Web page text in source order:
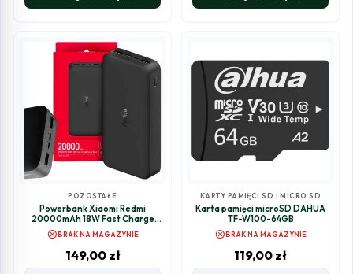
POZOSTAŁE
Powerbank Xiaomi Redmi
20000mAh 18W Fast Charge
(Czarny)
cancelBRAK NA MAGAZYNIE
149,00 zł
KARTY PAMIĘCI SD I MICRO SD
Karta pamięci microSD DAHUA
TF-W100-64GB
cancelBRAK NA MAGAZYNIE
119,00 zł